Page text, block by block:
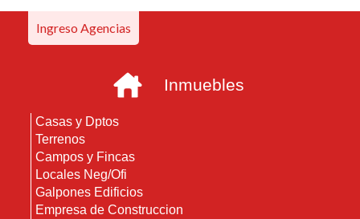
Ingreso Agencias
Inmuebles
Casas y Dptos
Terrenos
Campos y Fincas
Locales Neg/Ofi
Galpones Edificios
Empresa de Construccion